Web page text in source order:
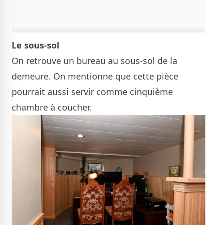
Le sous-sol
On retrouve un bureau au sous-sol de la
demeure. On mentionne que cette pièce
pourrait aussi servir comme cinquième
chambre à coucher.